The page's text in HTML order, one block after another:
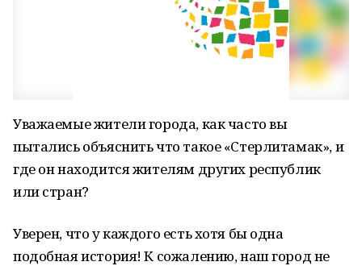
Уважаемые жители города, как часто вы
пытались объяснить что такое «Стерлитамак», и
где он находится жителям других республик
или стран?
Уверен, что у каждого есть хотя бы одна
подобная история! К сожалению, наш город не